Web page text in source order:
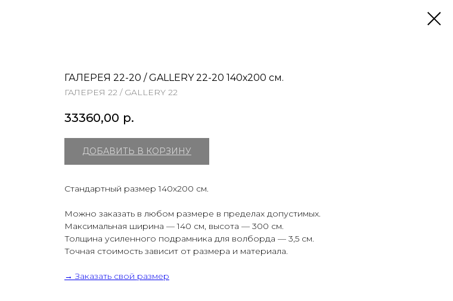
ГАЛЕРЕЯ 22-20 / GALLERY 22-20 140х200 см.
ГАЛЕРЕЯ 22 / GALLERY 22
33360,00 р.
ДОБАВИТЬ В КОРЗИНУ
Стандартный размер 140х200 см.
Можно заказать в любом размере в пределах допустимых.
Максимальная ширина — 140 см, высота — 300 см.
Толщина усиленного подрамника для волборда — 3,5 см.
Точная стоимость зависит от размера и материала.
→ Заказать свой размер